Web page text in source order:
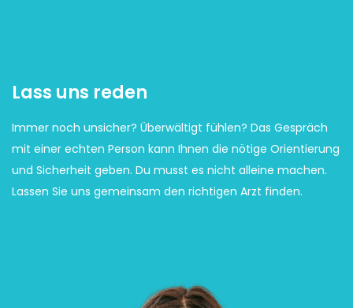
Lass uns reden
Immer noch unsicher? Überwältigt fühlen? Das Gespräch
mit einer echten Person kann Ihnen die nötige Orientierung
und Sicherheit geben. Du musst es nicht alleine machen.
Lassen Sie uns gemeinsam den richtigen Arzt finden.